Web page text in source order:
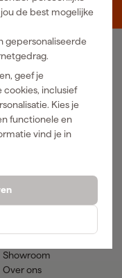
de best mogelijke
gepersonaliseerde
geef je
inclusief
Kies je
functionele en
vind je in
Gereedschapcentrum
Showroom
Over ons